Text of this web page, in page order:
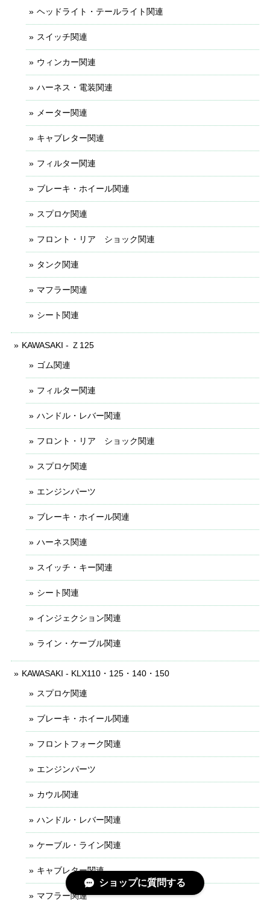
ヘッドライト・テールライト関連
スイッチ関連
ウィンカー関連
ハーネス・電装関連
メーター関連
キャブレター関連
フィルター関連
ブレーキ・ホイール関連
スプロケ関連
フロント・リア ショック関連
タンク関連
マフラー関連
シート関連
KAWASAKI - Ｚ125
ゴム関連
フィルター関連
ハンドル・レバー関連
フロント・リア ショック関連
スプロケ関連
エンジンパーツ
ブレーキ・ホイール関連
ハーネス関連
スイッチ・キー関連
シート関連
インジェクション関連
ライン・ケーブル関連
KAWASAKI - KLX110・125・140・150
スプロケ関連
ブレーキ・ホイール関連
フロントフォーク関連
エンジンパーツ
カウル関連
ハンドル・レバー関連
ケーブル・ライン関連
キャブレター関連
マフラー関連
ショップに質問する